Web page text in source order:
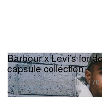
Barbour x Levi’s
capsule collection
Una celebrazione di oltre
e spirito d’avventura.